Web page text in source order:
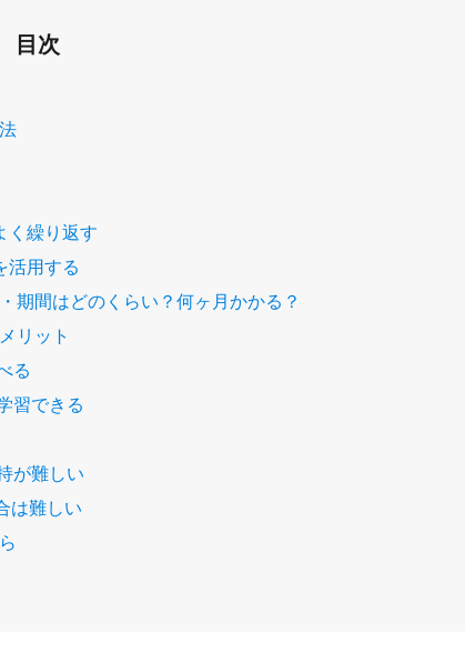
目次
く繰り返す
活用する
期間はどのくらい？何ヶ月かかる？
リット
る
習できる
が難しい
は難しい